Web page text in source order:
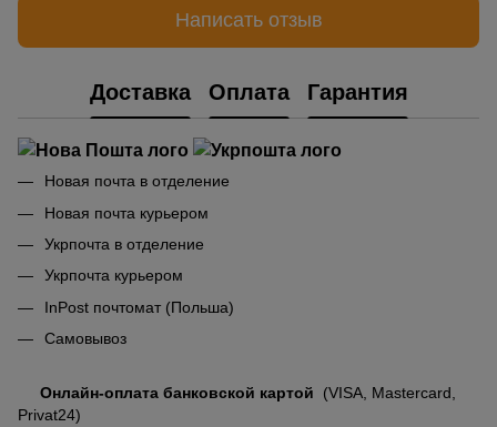
Написать отзыв
Доставка Оплата Гарантия
Новая почта в отделение
Новая почта курьером
Укрпочта в отделение
Укрпочта курьером
InPost почтомат (Польша)
Самовывоз
Онлайн-оплата банковской картой
(VISA, Mastercard,
Privat24)